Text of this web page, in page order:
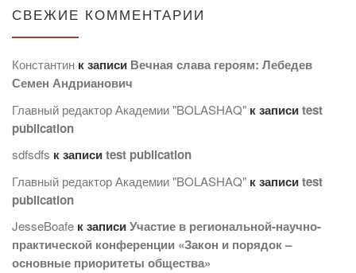
СВЕЖИЕ КОММЕНТАРИИ
Константин к записи Вечная слава героям: Лебедев
Семен Андрианович
Главный редактор Академии "BOLASHAQ" к записиtest
publication
sdfsdfs к записиtest publication
Главный редактор Академии "BOLASHAQ" к записиtest
publication
JesseBoafe к записиУчастие в региональной-научно-
практической конференции «Закон и порядок –
основные приоритеты общества»